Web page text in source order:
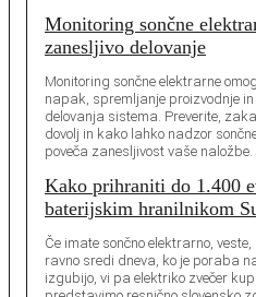
Monitoring sončne
zanesljivo delovanje
Monitoring sončne elektrarne
napak, spremljanje proizvodnje
delovanja sistema. Preverite,
dovolj in kako lahko nadzor
poveča zanesljivost vaše naložbe.
Kako prihraniti do 1.400
baterijskim hranilnikom
Če imate sončno elektrarno,
ravno sredi dneva, ko je poraba
izgubijo, vi pa elektriko zvečer